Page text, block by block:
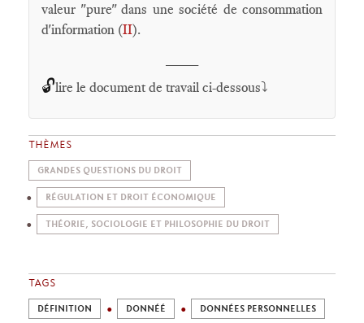
valeur "pure" dans une société de consommation
d'information (II).
🔓lire le document de travail ci-dessous⤵️
THÈMES
GRANDES QUESTIONS DU DROIT
RÉGULATION ET DROIT ÉCONOMIQUE
THÉORIE, SOCIOLOGIE ET PHILOSOPHIE DU DROIT
TAGS
DÉFINITION DONNÉÉ DONNÉES PERSONNELLES